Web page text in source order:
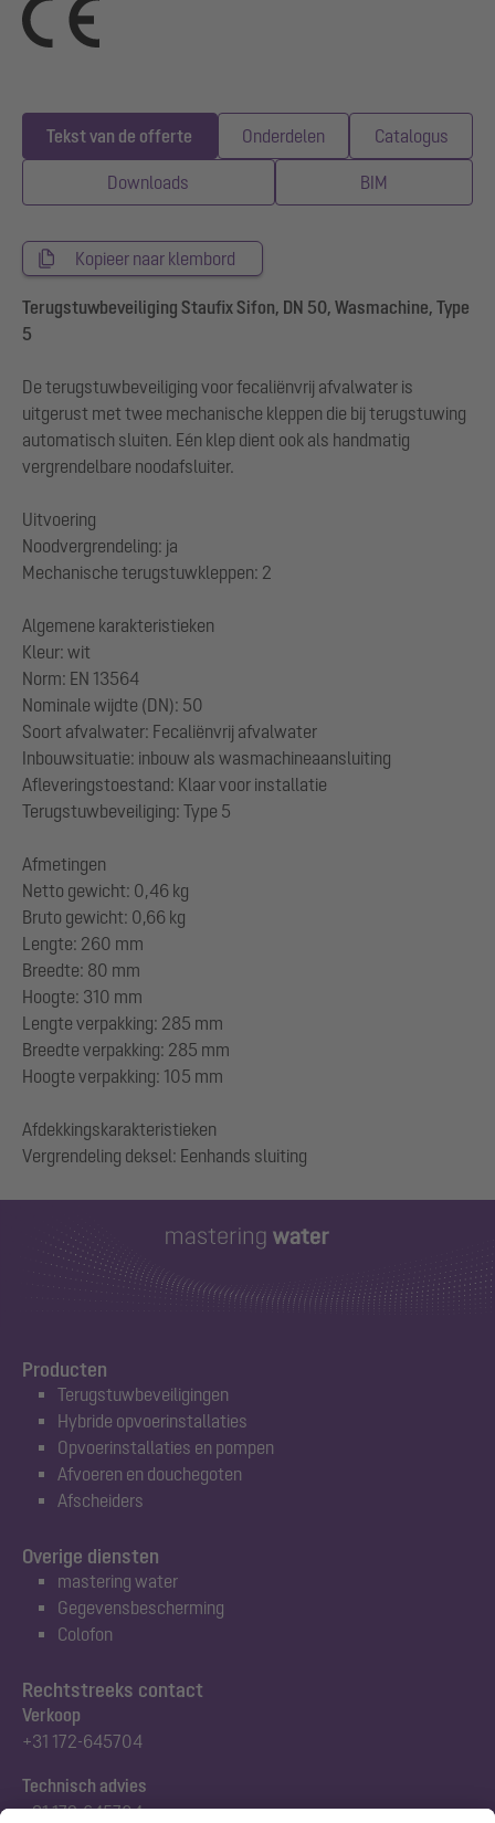
Tekst van de offerte Onderdelen Catalogus
Downloads BIM
Kopieer naar klembord
Terugstuwbeveiliging Staufix Sifon, DN 50, Wasmachine, Type
5
De terugstuwbeveiliging voor fecaliënvrij afvalwater is
uitgerust met twee mechanische kleppen die bij terugstuwing
automatisch sluiten. Eén klep dient ook als handmatig
vergrendelbare noodafsluiter.
Uitvoering
Noodvergrendeling: ja
Mechanische terugstuwkleppen: 2
Algemene karakteristieken
Kleur: wit
Norm: EN 13564
Nominale wijdte (DN): 50
Soort afvalwater: Fecaliënvrij afvalwater
Inbouwsituatie: inbouw als wasmachineaansluiting
Afleveringstoestand: Klaar voor installatie
Terugstuwbeveiliging: Type 5
Afmetingen
Netto gewicht: 0,46 kg
Bruto gewicht: 0,66 kg
Lengte: 260 mm
Breedte: 80 mm
Hoogte: 310 mm
Lengte verpakking: 285 mm
Breedte verpakking: 285 mm
Hoogte verpakking: 105 mm
Afdekkingskarakteristieken
Producten
Terugstuwbeveiligingen
Hybride opvoerinstallaties
Opvoerinstallaties en pompen
Afvoeren en douchegoten
Afscheiders
Rechtstreeks contact
Verkoop
+31 172-645704
Technisch advies
+31 172-645704
Overige diensten
mastering water
Gegevensbescherming
Colofon